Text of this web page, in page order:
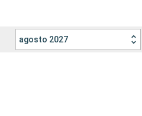
agosto 2027